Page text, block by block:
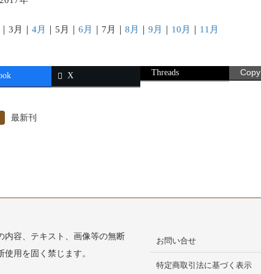
｜3月｜4月 ｜5月｜6月 ｜7月｜8月 ｜9月 10月 11月
X Threads Copy
最新刊
内容、テキスト、画像等の無断
使用を固く禁じます。
お問い合せ
特定商取引法に基づく表示